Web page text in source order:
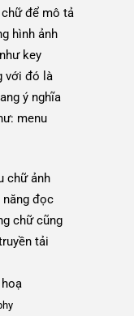
chữ để mô tả
hình ảnh
key
với đó là
ý nghĩa
menu
chữ ảnh
năng đọc
chữ cũng
tải